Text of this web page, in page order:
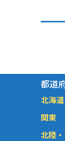
都道
北海
関東
北陸